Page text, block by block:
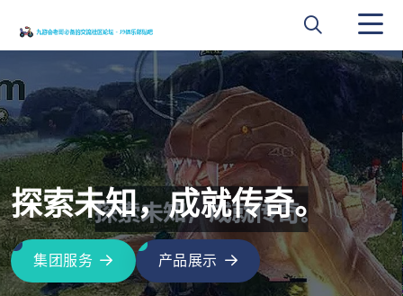
游戏无界，激情无限！